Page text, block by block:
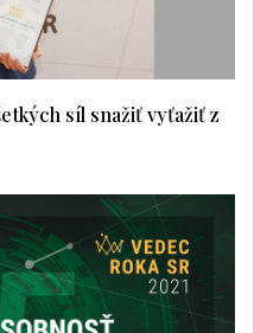
síl snažiť vyťažiť z